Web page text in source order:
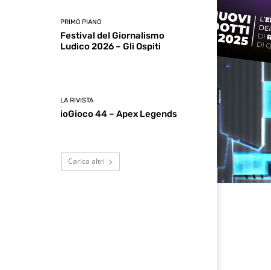
PRIMO PIANO
Festival del Giornalismo
Ludico 2026 – Gli Ospiti
LA RIVISTA
ioGioco 44 – Apex Legends
Carica altri